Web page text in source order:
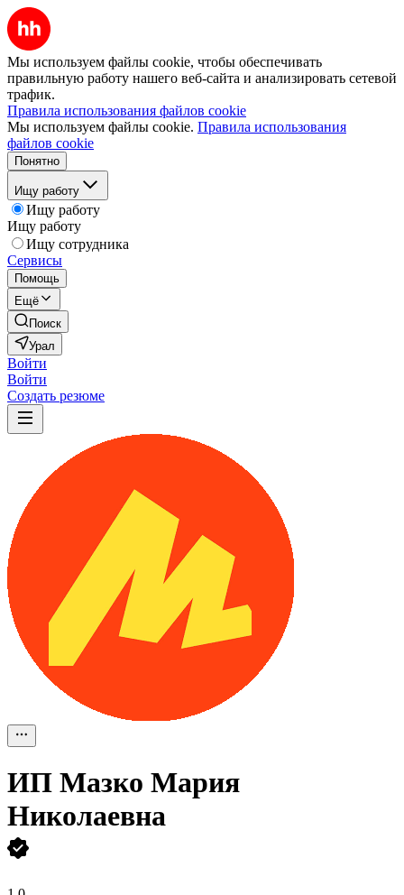
Мы используем файлы cookie, чтобы обеспечивать
правильную работу нашего веб-сайта и анализировать сетевой
трафик.
Правила использования файлов cookie
Мы используем файлы cookie. Правила использования
файлов cookie
Понятно
Ищу работу
Ищу работу
Ищу работу
Ищу сотрудника
Сервисы
Помощь
Ещё
Поиск
Урал
Войти
Войти
Создать резюме
ИП Мазко Мария
Николаевна